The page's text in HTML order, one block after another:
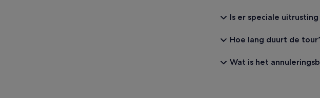
Is er speciale
Hoe lang duurt de
Wat is het